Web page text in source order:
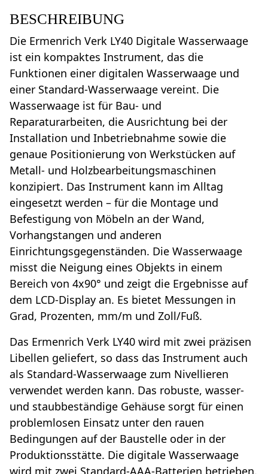
BESCHREIBUNG
Die Ermenrich Verk LY40 Digitale Wasserwaage
ist ein kompaktes Instrument, das die
Funktionen einer digitalen Wasserwaage und
einer Standard-Wasserwaage vereint. Die
Wasserwaage ist für Bau- und
Reparaturarbeiten, die Ausrichtung bei der
Installation und Inbetriebnahme sowie die
genaue Positionierung von Werkstücken auf
Metall- und Holzbearbeitungsmaschinen
konzipiert. Das Instrument kann im Alltag
eingesetzt werden – für die Montage und
Befestigung von Möbeln an der Wand,
Vorhangstangen und anderen
Einrichtungsgegenständen. Die Wasserwaage
misst die Neigung eines Objekts in einem
Bereich von 4x90° und zeigt die Ergebnisse auf
dem LCD-Display an. Es bietet Messungen in
Grad, Prozenten, mm/m und Zoll/Fuß.
Das Ermenrich Verk LY40 wird mit zwei präzisen
Libellen geliefert, so dass das Instrument auch
als Standard-Wasserwaage zum Nivellieren
verwendet werden kann. Das robuste, wasser-
und staubbeständige Gehäuse sorgt für einen
problemlosen Einsatz unter den rauen
Bedingungen auf der Baustelle oder in der
Produktionsstätte. Die digitale Wasserwaage
wird mit zwei Standard-AAA-Batterien betrieben.